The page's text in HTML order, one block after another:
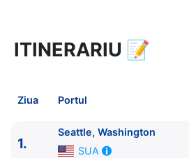
8 zile vacanta de croaziera in
link oferta
Plecare pe 31 Iul 2026 din
Celebrity Cruises
ITINERARIU 📝
Ziua Portul
1.
Seattle, Washington
SUA